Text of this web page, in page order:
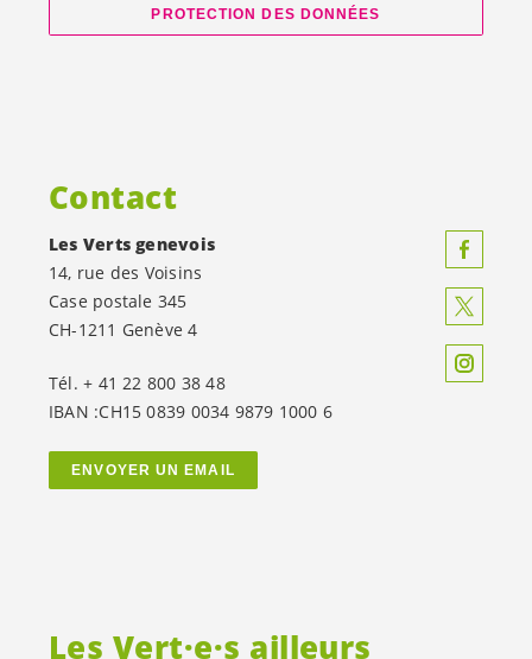
Les Vert·e·s ailleurs
PROTECTION DES DONNÉES
Contact
Les Verts genevois
14, rue des Voisins
Case postale 345
CH-1211 Genève 4
Tél. + 41 22 800 38 48
IBAN :CH15 0839 0034 9879 1000 6
ENVOYER UN EMAIL